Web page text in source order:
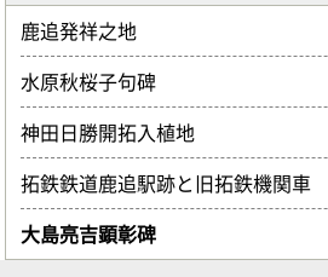
鹿追発祥之地
水原秋桜子句碑
神田日勝開拓入植地
拓鉄鉄道鹿追駅跡と旧拓鉄機関車
大島亮吉顕彰碑